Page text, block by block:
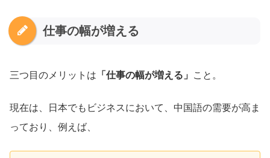
仕事の幅が増える
三つ目のメリットは 「仕事の幅が増える」 こと。
現在は、日本でもビジネスにおいて、中国語の需要が高ま
っており、例えば、